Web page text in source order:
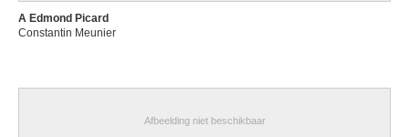
A Edmond Picard
Constantin Meunier
Afbeelding niet beschikbaar